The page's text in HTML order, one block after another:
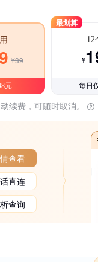
¥39
元
最划算
12
¥
每日
续费，可随时取消。
查看
直连
查询